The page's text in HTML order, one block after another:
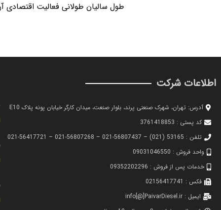
طول سالیان طولانی فعالیت
اطلاعات شرکت
آدرس: تهران، شهرک صنعتی پرند، بلوار صنعت، میدان کارگر خیابان پونه پلاک E10
کد پستی : 3761418853
تلفن : 53165 (021) – 56807437-021 – 56807268-021 – 56417721-021
واحد فروش : 09031046550
خدمات پس از فروش : 09352202296
فکس : 02156417741
ایمیل : info[@]PaivarDiesel.ir